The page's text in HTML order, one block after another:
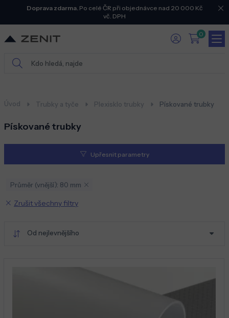
Doprava zdarma.Po celé ČR při objednávce nad 20 000 Kč
vč. DPH
0
Úvod Trubky a tyče Plexisklo trubky Pískované trubky
Pískované trubky
Upřesnit parametry
Průměr (vnější): 80 mm
Zrušit všechny filtry
Od nejlevnějšího